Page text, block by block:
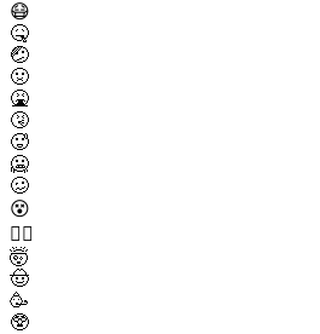
😷
🤒
🤕
🤢
🤮
🤧
🥵
🥶
🥴
😵
😵‍💫
🤯
🤠
🥳
🥸